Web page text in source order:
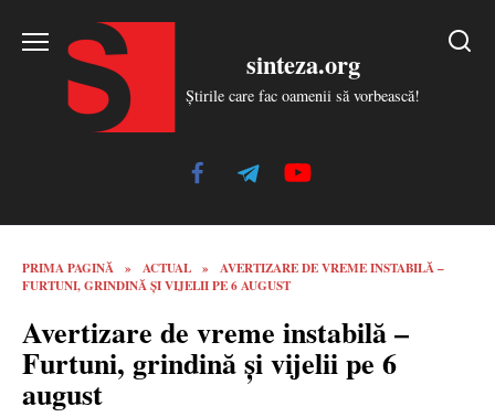
sinteza.org
Știrile care fac oamenii să vorbească!
PRIMA PAGINĂ » ACTUAL »
AVERTIZARE DE VREME INSTABILĂ –
FURTUNI, GRINDINĂ ȘI VIJELII PE 6 AUGUST
Avertizare de vreme instabilă –
Furtuni, grindină și vijelii pe 6
august